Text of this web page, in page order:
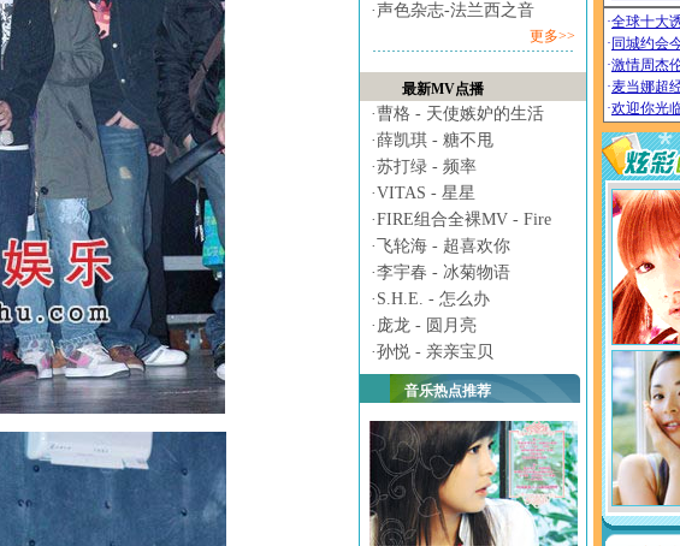
·声色杂志-法兰西之音
更多>>
最新MV点播
·曹格 - 天使嫉妒的生活
·薛凯琪 - 糖不甩
·苏打绿 - 频率
·VITAS - 星星
·FIRE组合全裸MV - Fire
· 飞轮海 - 超喜欢你
·李宇春 - 冰菊物语
· S.H.E. - 怎么办
· 庞龙 - 圆月亮
·孙悦 - 亲亲宝贝
音乐热点推荐